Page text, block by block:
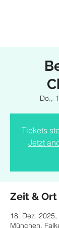
Do.,
Tickets
Jetzt
Zeit & Ort
18. Dez.
München,